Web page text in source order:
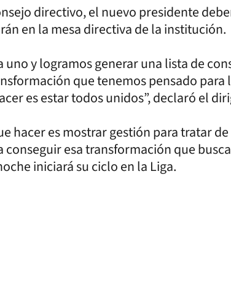
directivo, el nuevo presidente
en la mesa directiva de la institución.
y logramos generar una lista de
que tenemos pensado
es estar todos unidos”, declaró el
hacer es mostrar gestión para tratar
esa transformación que
iniciará su ciclo en la Liga.